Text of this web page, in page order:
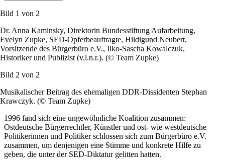
Bild 1 von 2
Dr. Anna Kaminsky, Direktorin Bundesstiftung Aufarbeitung,
Evelyn Zupke, SED-Opferbeauftragte, Hildigund Neubert,
Vorsitzende des Bürgerbüro e.V., Ilko-Sascha Kowalczuk,
Historiker und Publizist (v.l.n.r.). (© Team Zupke)
Bild 2 von 2
Musikalischer Beitrag des ehemaligen DDR-Dissidenten Stephan
Krawczyk. (© Team Zupke)
1996 fand sich eine ungewöhnliche Koalition zusammen:
Ostdeutsche Bürgerrechtler, Künstler und ost- wie westdeutsche
Politikerinnen und Politiker schlossen sich zum Bürgerbüro e.V.
zusammen, um denjenigen eine Stimme und konkrete Hilfe zu
geben, die unter der SED-Diktatur gelitten hatten.